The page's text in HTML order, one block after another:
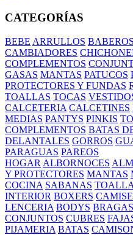
CATEGORÍAS
BEBE ARRULLOS BABEROS
CAMBIADORES
COMPLEMENTOS
GASAS MANTAS PATUCOS
PROTECTORES Y FUNDAS
TOALLAS TOCAS
CALCETERIA CALCETINES
MEDIAS PANTYS PINKIS
COMPLEMENTOS BATAS
DELANTALES GORROS
PARAGUAS PAREOS
HOGAR ALBORNOCES
Y PROTECTORES MANTAS
COCINA SABANAS
INTERIOR BOXERS
LENCERIA BODYS BRAGAS
CONJUNTOS CUBRES
PIJAMERIA BATAS